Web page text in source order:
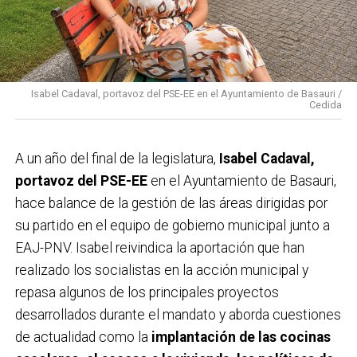
Isabel Cadaval, portavoz del PSE-EE en el Ayuntamiento de Basauri /
Cedida
A un año del final de la legislatura, Isabel Cadaval,
portavoz del PSE-EEen el Ayuntamiento de Basauri,
hace balance de la gestión de las áreas dirigidas por
su partido en el equipo de gobierno municipal junto a
EAJ-PNV. Isabel reivindica la aportación que han
realizado los socialistas en la acción municipal y
repasa algunos de los principales proyectos
desarrollados durante el mandato y aborda cuestiones
de actualidad como la implantación de las cocinas